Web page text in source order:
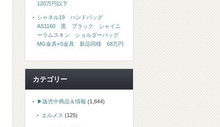
120万円以下
シャネル19 ハンドバッグ
AS1160 黒 ブラック シャイニ
ーラムスキン ショルダーバッグ
MG金具×S金具 新品同様 68万円
カテゴリー
▶販売中商品＆情報 (1,844)
エルメス (125)